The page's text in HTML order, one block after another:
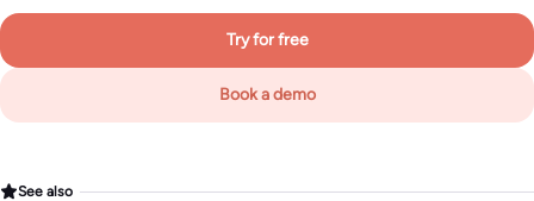
Try for free
Book a demo
See also